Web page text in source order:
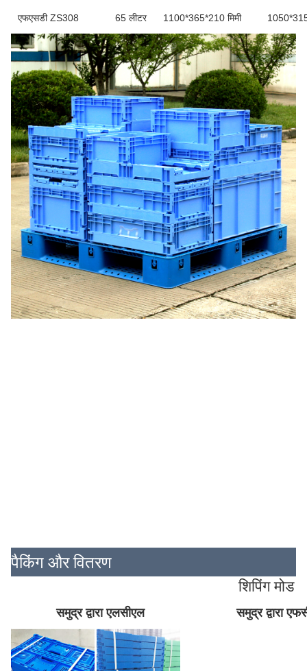
एफएसडी ZS308 65 लीटर 1100*365*210 मिमी
पैकिंग और वितरण
शिपिंग मोड
समुद्र द्वारा एलसीएल समुद्र द्वारा